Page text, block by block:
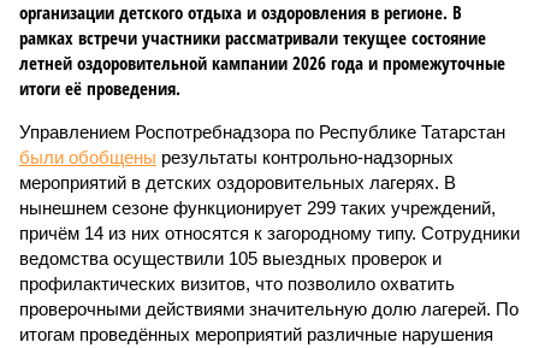
организации детского отдыха и оздоровления в регионе. В
рамках встречи участники рассматривали текущее состояние
летней оздоровительной кампании 2026 года и промежуточные
итоги её проведения.
Управлением Роспотребнадзора по Республике Татарстан
были обобщены результаты контрольно-надзорных
мероприятий в детских оздоровительных лагерях. В
нынешнем сезоне функционирует 299 таких учреждений,
причём 14 из них относятся к загородному типу. Сотрудники
ведомства осуществили 105 выездных проверок и
профилактических визитов, что позволило охватить
проверочными действиями значительную долю лагерей. По
итогам проведённых мероприятий различные нарушения